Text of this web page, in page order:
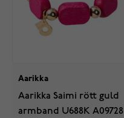
Aarikka
Aarikka Saimi rött guld
armband U688K A09728